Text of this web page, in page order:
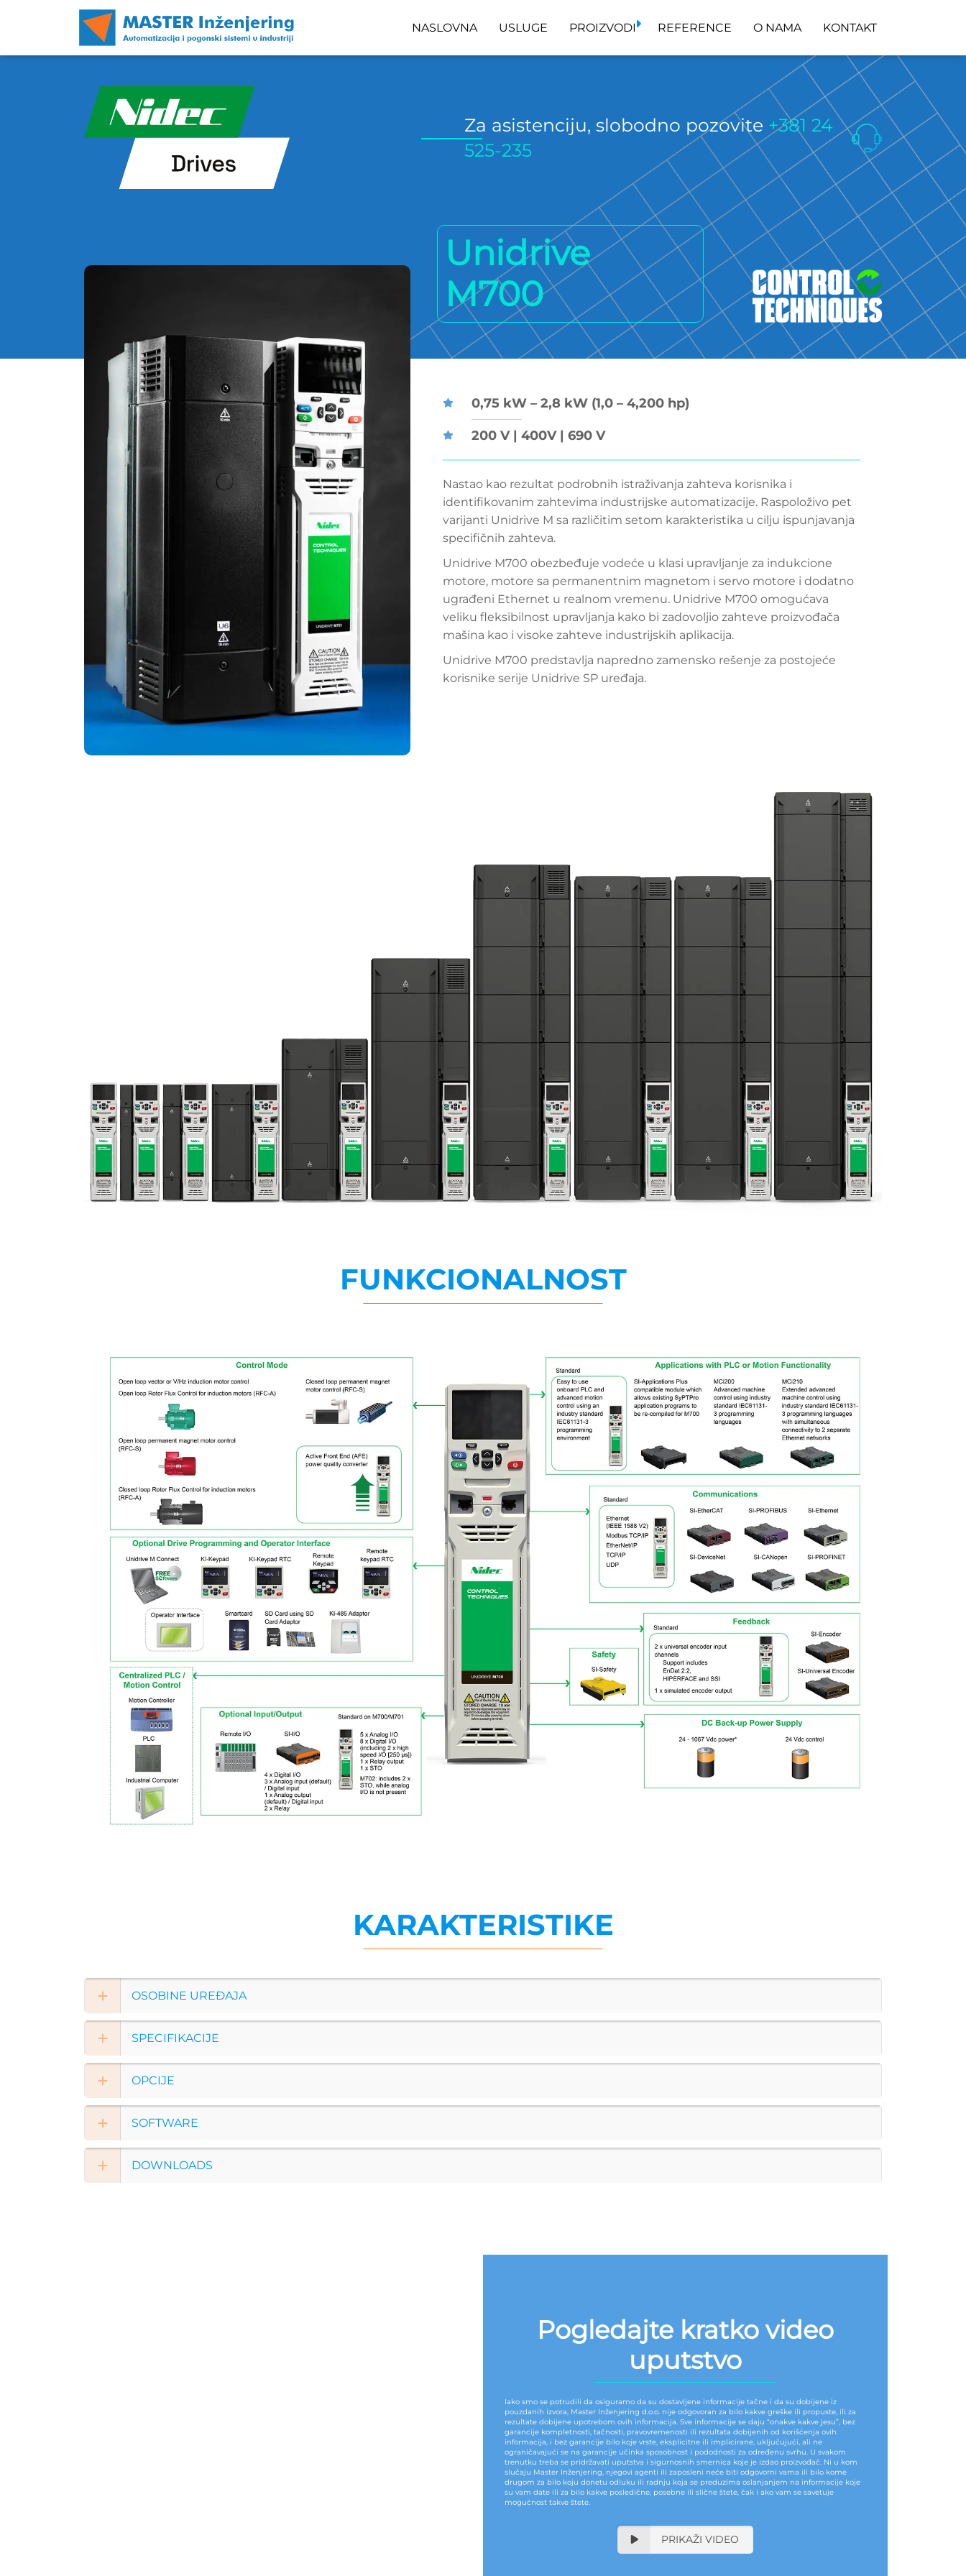
NASLOVNA USLUGE PROIZVODI REFERENCE O NAMA KONTAKT
Za asistenciju, slobodno pozovite +381 24
525-235
Unidrive
M700
0,75 kW – 2,8 kW (1,0 – 4,200 hp)
200 V | 400V | 690 V
Nastao kao rezultat podrobnih istraživanja zahteva korisnika i
identifikovanim zahtevima industrijske automatizacije. Raspoloživo pet
varijanti Unidrive M sa različitim setom karakteristika u cilju ispunjavanja
specifičnih zahteva.
Unidrive M700 obezbeđuje vodeće u klasi upravljanje za indukcione
motore, motore sa permanentnim magnetom i servo motore i dodatno
ugrađeni Ethernet u realnom vremenu. Unidrive M700 omogućava
veliku fleksibilnost upravljanja kako bi zadovoljio zahteve proizvođača
mašina kao i visoke zahteve industrijskih aplikacija.
Unidrive M700 predstavlja napredno zamensko rešenje za postojeće
korisnike serije Unidrive SP uređaja.
FUNKCIONALNOST
KARAKTERISTIKE
OSOBINE UREĐAJA
SPECIFIKACIJE
OPCIJE
SOFTWARE
DOWNLOADS
Pogledajte kratko video
uputstvo
Iako smo se potrudili da osiguramo da su dostavljene informacije tačne i da su dobijene iz
pouzdanih izvora, Master Inženjering d.o.o. nije odgovoran za bilo kakve greške ili propuste, ili za
rezultate dobijene upotrebom ovih informacija. Sve informacije se daju “onakve kakve jesu”, bez
garancije kompletnosti, tačnosti, pravovremenosti ili rezultata dobijenih od korišćenja ovih
informacija, i bez garancije bilo koje vrste, eksplicitne ili implicirane, uključujući, ali ne
ograničavajući se na garancije učinka sposobnost i pododnosti za određenu svrhu. U svakom
trenutku treba se pridržavati uputstva i sigurnosnih smernica koje je izdao proizvođač. Ni u kom
slučaju Master Inženjering, njegovi agenti ili zaposleni neće biti odgovorni vama ili bilo kome
drugom za bilo koju donetu odluku ili radnju koja se preduzima oslanjanjem na informacije koje
su vam date ili za bilo kakve posledične, posebne ili slične štete, čak i ako vam se savetuje
mogućnost takve štete.
PRIKAŽI VIDEO